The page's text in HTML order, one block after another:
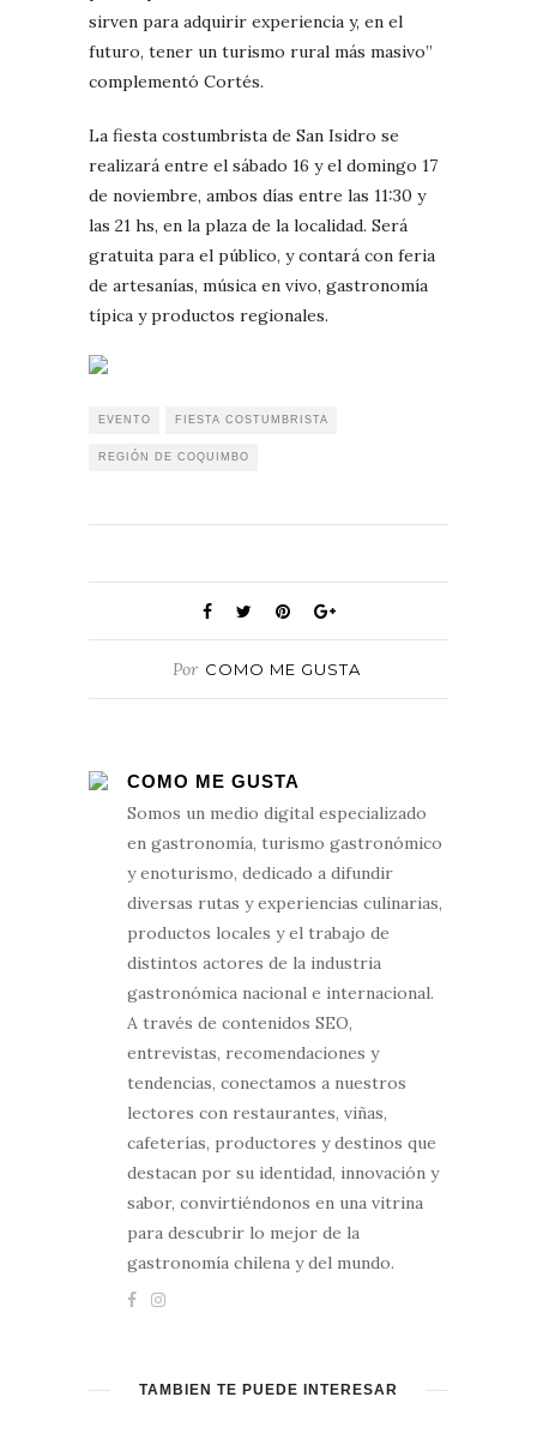
sirven para adquirir experiencia y, en el
futuro, tener un turismo rural más masivo”
complementó Cortés.
La fiesta costumbrista de San Isidro se
realizará entre el sábado 16 y el domingo 17
de noviembre, ambos días entre las 11:30 y
las 21 hs, en la plaza de la localidad. Será
gratuita para el público, y contará con feria
de artesanías, música en vivo, gastronomía
típica y productos regionales.
EVENTO FIESTA COSTUMBRISTA
REGIÓN DE COQUIMBO
Por COMO ME GUSTA
COMO ME GUSTA
Somos un medio digital especializado
en gastronomía, turismo gastronómico
y enoturismo, dedicado a difundir
diversas rutas y experiencias culinarias,
productos locales y el trabajo de
distintos actores de la industria
gastronómica nacional e internacional.
A través de contenidos SEO,
entrevistas, recomendaciones y
tendencias, conectamos a nuestros
lectores con restaurantes, viñas,
cafeterías, productores y destinos que
destacan por su identidad, innovación y
sabor, convirtiéndonos en una vitrina
para descubrir lo mejor de la
gastronomía chilena y del mundo.
TAMBIÉN TE PUEDE INTERESAR